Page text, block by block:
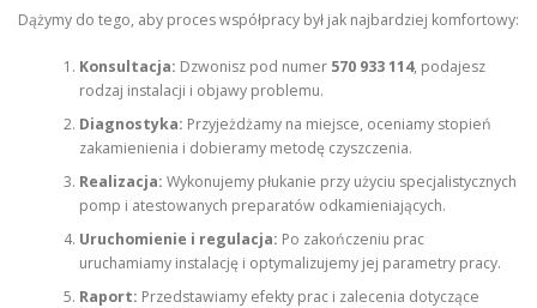
Dążymy do tego, aby proces współpracy był jak najbardziej komfortowy:
Konsultacja: Dzwonisz pod numer 570 933 114, podajesz
rodzaj instalacji i objawy problemu.
Diagnostyka: Przyjeżdżamy na miejsce, oceniamy stopień
zakamienienia i dobieramy metodę czyszczenia.
Realizacja: Wykonujemy płukanie przy użyciu specjalistycznych
pomp i atestowanych preparatów odkamieniających.
Uruchomienie i regulacja: Po zakończeniu prac
uruchamiamy instalację i optymalizujemy jej parametry pracy.
Raport: Przedstawiamy efekty prac i zalecenia dotyczące